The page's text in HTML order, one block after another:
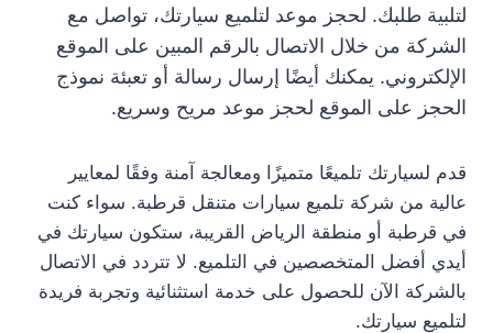
لتلبية طلبك. لحجز موعد لتلميع سيارتك، تواصل مع
الشركة من خلال الاتصال بالرقم المبين على الموقع
الإلكتروني. يمكنك أيضًا إرسال رسالة أو تعبئة نموذج
الحجز على الموقع لحجز موعد مريح وسريع.
قدم لسيارتك تلميعًا متميزًا ومعالجة آمنة وفقًا لمعايير
عالية من شركة تلميع سيارات متنقل قرطبة. سواء كنت
في قرطبة أو منطقة الرياض القريبة، ستكون سيارتك في
أيدي أفضل المتخصصين في التلميع. لا تتردد في الاتصال
بالشركة الآن للحصول على خدمة استثنائية وتجربة فريدة
لتلميع سيارتك.